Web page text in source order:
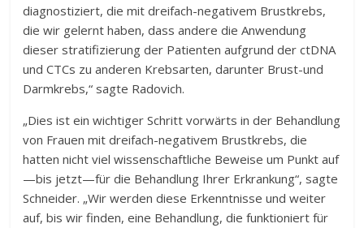
diagnostiziert, die mit dreifach-negativem Brustkrebs,
die wir gelernt haben, dass andere die Anwendung
dieser stratifizierung der Patienten aufgrund der ctDNA
und CTCs zu anderen Krebsarten, darunter Brust-und
Darmkrebs,“ sagte Radovich.
„Dies ist ein wichtiger Schritt vorwärts in der Behandlung
von Frauen mit dreifach-negativem Brustkrebs, die
hatten nicht viel wissenschaftliche Beweise um Punkt auf
—bis jetzt—für die Behandlung Ihrer Erkrankung“, sagte
Schneider. „Wir werden diese Erkenntnisse und weiter
auf, bis wir finden, eine Behandlung, die funktioniert für